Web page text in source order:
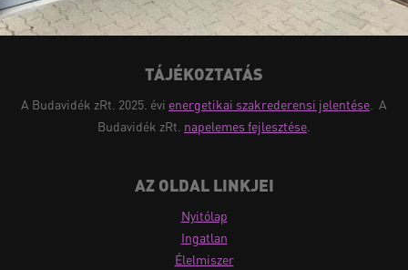
TÁJÉKOZTATÁS
A Budavidék zRt. 2025. évi energetikai szakrederensi jelentése A
Budavidék zRt. napelemes fejlesztése
AZ OLDAL LINKJEI
Nyitólap
Ingatlan
Élelmiszer